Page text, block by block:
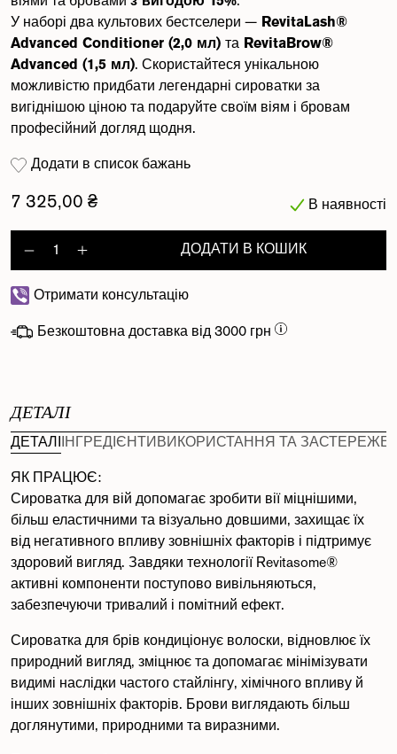
У наборі два культових бестселери — RevitaLash®
Advanced Conditioner (2,0 мл) та RevitaBrow®
Advanced (1,5 мл). Скористайтеся унікальною
можливістю придбати легендарні сироватки за
вигіднішою ціною та подаруйте своїм віям і бровам
професійний догляд щодня.
Додати в список бажань
7 325,00 ₴ В наявності
Decrease quantity for Length
Increase quantity for Length
ДОДАТИ В КОШИК
Отримати консультацію
Безкоштовна доставка від 3000 грн
ДЕТАЛІ
ДЕТАЛІІНГРЕДІЄНТИВИКОРИСТАННЯ ТА
ЯК ПРАЦЮЄ:
Сироватка для вій допомагає зробити вії міцнішими,
більш еластичними та візуально довшими, захищає їх
від негативного впливу зовнішніх факторів і підтримує
здоровий вигляд. Завдяки технології Revitasome®
активні компоненти поступово вивільняються,
забезпечуючи тривалий і помітний ефект.
Сироватка для брів кондиціонує волоски, відновлює їх
природний вигляд, зміцнює та допомагає мінімізувати
видимі наслідки частого стайлінгу, хімічного впливу й
інших зовнішніх факторів. Брови виглядають більш
доглянутими, природними та виразними.